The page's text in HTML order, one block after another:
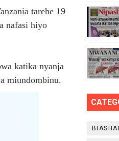
YA KILIMO, MIFUGO, MAJI
tarehe 19
nafasi hiyo
katika nyanja
miundombinu.